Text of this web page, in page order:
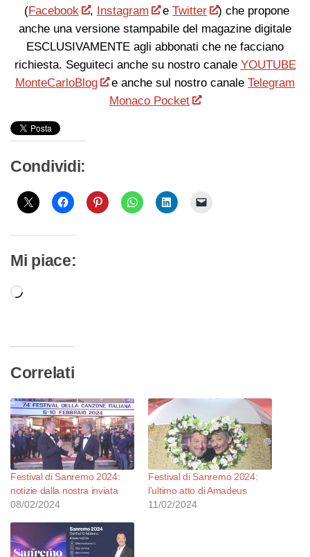
(Facebook , Instagram eTwitter
) che propone
anche una versione stampabile del magazine digitale
ESCLUSIVAMENTE agli abbonati che ne facciano
richiesta. Seguiteci anche su nostro canale YOUTUBE
MonteCarloBlog
e anche sul nostro canaleTelegram
Monaco Pocket
Condividi:
Mi piace:
Caricamento
Correlati
Festival di Sanremo 2024:
notizie dalla nostra inviata
08/02/2024
Festival di Sanremo 2024:
l’ultimo atto di Amadeus
11/02/2024